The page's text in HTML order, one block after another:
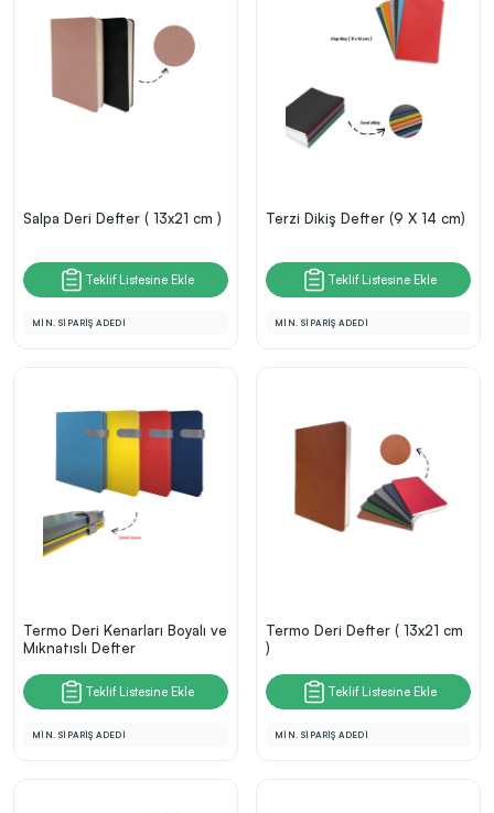
Salpa Deri Defter ( 13x21 cm )
Teklif Listesine Ekle
MİN. SİPARİŞ ADEDİ
Terzi Dikiş Defter (9 X 14 cm)
Teklif Listesine Ekle
MİN. SİPARİŞ ADEDİ
Termo Deri Kenarları Boyalı ve
Mıknatıslı Defter
Teklif Listesine Ekle
MİN. SİPARİŞ ADEDİ
Termo Deri Defter ( 13x21 cm
)
Teklif Listesine Ekle
MİN. SİPARİŞ ADEDİ